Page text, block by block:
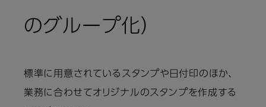
のグループ化）
標準に用意されているスタンプや日付印のほか、
業務に合わせてオリジナルのスタンプを作成する